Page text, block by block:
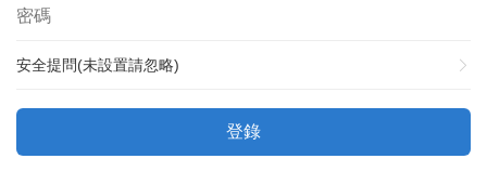
安全提問(未設置請忽略)
登錄